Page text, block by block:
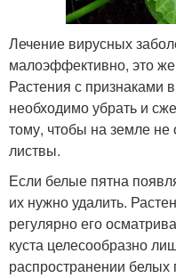
Лечение вирусных
малоэффективно, это же
Растения с признаками
необходимо убрать и
тому, чтобы на земле не
листвы.
Если белые пятна
их нужно удалить.
регулярно его
куста целесообразно
распространении белых